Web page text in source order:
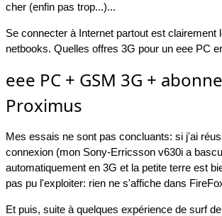
cher (enfin pas trop...)...
Se connecter à Internet partout est clairement
netbooks. Quelles offres 3G pour un eee PC
eee PC + GSM 3G +
Proximus
Mes essais ne sont pas concluants: si j'ai
connexion (mon Sony-Erricsson v630i a
automatiquement en 3G et la petite terre est
pas pu l'exploiter: rien ne s'affiche dans
Et puis, suite à quelques expérience de surf